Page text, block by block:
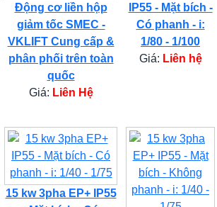
Động cơ liền hộp
giảm tốc SMEC -
VKLIFT Cung cấp &
phân phối trên toàn
quốc
Giá: Liên Hệ
IP55 - Mặt bích -
Có phanh - i:
1/80 - 1/100
Giá: Liên hệ
15 kw 3pha EP+ IP55